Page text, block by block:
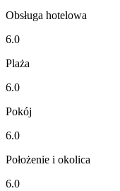
Obsługa hotelowa
6.0
Plaża
6.0
Pokój
6.0
Położenie i okolica
6.0